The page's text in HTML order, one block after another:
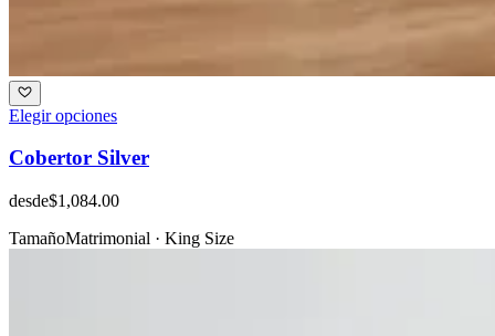
Elegir opciones
Cobertor Silver
desde$1,084.00
TamañoMatrimonial · King Size